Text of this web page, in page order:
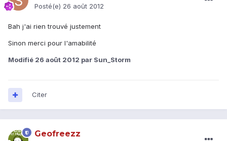
Posté(e) 26 août 2012
Bah j'ai rien trouvé justement
Sinon merci pour l'amabilité
Modifié 26 août 2012 par Sun_Storm
Citer
Geofreezz